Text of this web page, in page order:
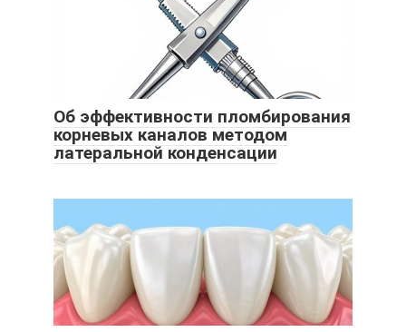
Об эффективности пломбирования
корневых каналов методом
латеральной конденсации